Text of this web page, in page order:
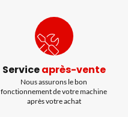
Serviceaprès-vente
Nous assurons le bon
fonctionnement de votre machine
après votre achat